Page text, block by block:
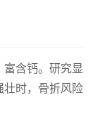
含钙。研究显
壮时，骨折风险